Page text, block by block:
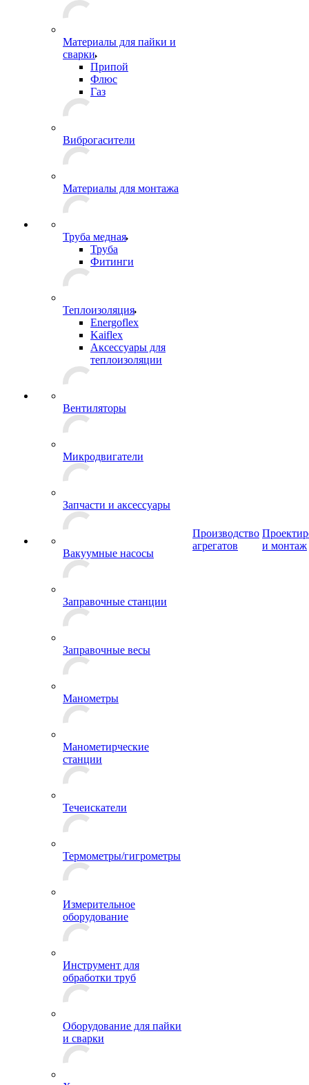
Материалы для пайки и
сварки
Припой
Флюс
Газ
Виброгасители
Материалы для монтажа
Труба медная
Труба
Фитинги
Теплоизоляция
Energoflex
Kaiflex
Аксессуары для
теплоизоляции
Вентиляторы
Микродвигатели
Запчасти и аксессуары
Вакуумные насосы
Заправочные станции
Заправочные весы
Манометры
Манометирческие
станции
Течеискатели
Термометры/гигрометры
Измерительное
оборудование
Инструмент для
обработки труб
Оборудование для пайки
и сварки
Производство
агрегатов
и монтаж